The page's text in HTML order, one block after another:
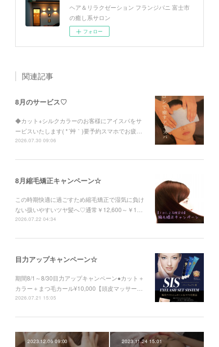
ヘア＆リラクゼーション フランジパニ 富士市
の癒し系サロン
フォロー
関連記事
8月のサービス♡
◆カット+シルクカラーのお客様にアイスパをサ
ービスいたします( *´艸｀)要予約スマホでお疲…
2026.07.30 09:06
8月縮毛矯正キャンペーン☆
この時期快適に過ごすため縮毛矯正で湿気に負け
ない扱いやすいツヤ髪へ♡通常￥12,600～￥1…
2026.07.22 04:34
目力アップキャンペーン☆
期間8/1～8/30目力アップキャンペーン●カット＋
カラー＋まつ毛カール¥10,000【頭皮マッサー…
2026.07.21 15:05
2023.12.06 09:00 2023.11.24 15:01